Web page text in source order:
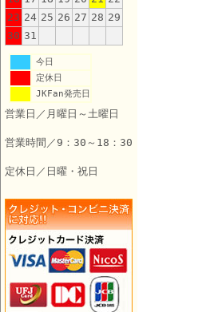
23 24 25 26 27 28 29
30 31
今日
定休日
JKFan発売日
営業日／月曜日～土曜日
営業時間／9：30～18：30
定休日／日曜・祝日